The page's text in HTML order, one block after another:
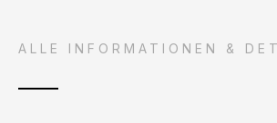
ALLE INFORMATIONEN &